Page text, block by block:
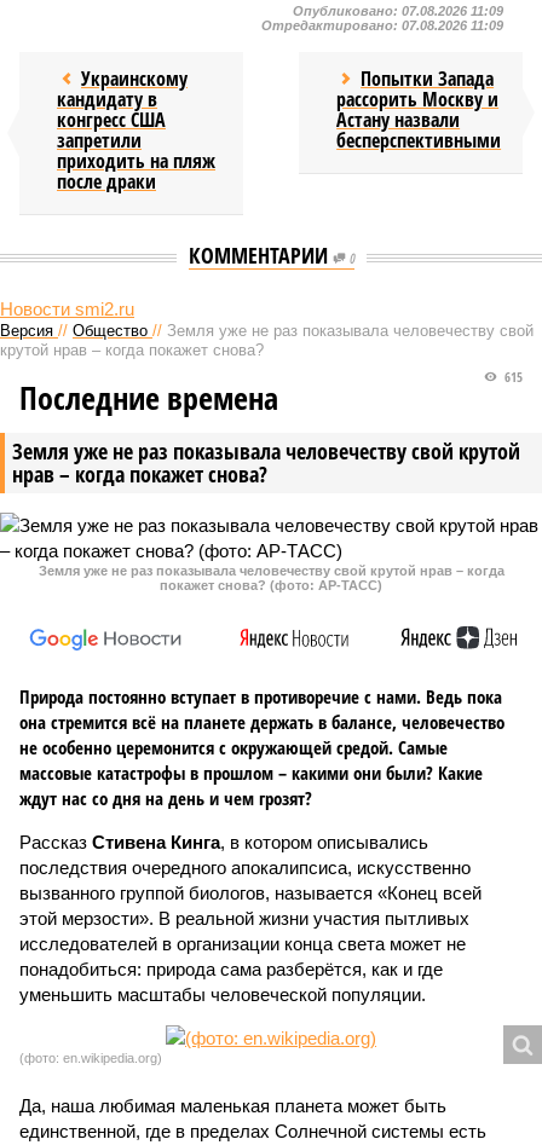
Опубликовано: 07.08.2026 11:09
Отредактировано: 07.08.2026 11:09
Украинскому
кандидату в
конгресс США
запретили
приходить на пляж
после драки
Попытки Запада
рассорить Москву и
Астану назвали
бесперспективными
КОММЕНТАРИИ 0
Новости smi2.ru
Версия // Общество // Земля уже не раз показывала человечеству свой
крутой нрав – когда покажет снова?
Земля уже не раз показывала человечеству свой крутой
нрав – когда покажет снова?
615
Последние времена
Земля уже не раз показывала человечеству свой крутой нрав – когда
покажет снова? (фото: АР-ТАСС)
Природа постоянно вступает в противоречие с нами. Ведь пока
она стремится всё на планете держать в балансе, человечество
не особенно церемонится с окружающей средой. Самые
массовые катастрофы в прошлом – какими они были? Какие
ждут нас со дня на день и чем грозят?
Рассказ Стивена Кинга, в котором описывались
последствия очередного апокалипсиса, искусственно
вызванного группой биологов, называется «Конец всей
этой мерзости». В реальной жизни участия пытливых
исследователей в организации конца света может не
понадобиться: природа сама разберётся, как и где
уменьшить масштабы человеческой популяции.
(фото: en.wikipedia.org)
Да, наша любимая маленькая планета может быть
единственной, где в пределах Солнечной системы есть